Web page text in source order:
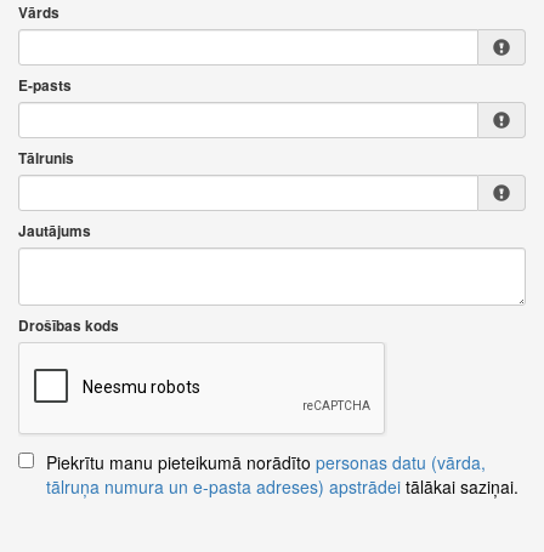
Vārds
E-pasts
Tālrunis
Jautājums
Drošības kods
Piekrītu manu pieteikumā norādīto personas datu (vārda,
tālruņa numura un e-pasta adreses) apstrādei tālākai saziņai.